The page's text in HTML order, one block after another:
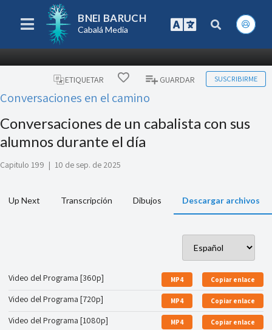
BNEI BARUCH
Cabalá Media
ETIQUETAR GUARDAR SUSCRIBIRME
Conversaciones en el camino
Conversaciones de un cabalista con sus
alumnos durante el día
Capitulo 199 | 10 de sep. de 2025
Up Next Transcripción Dibujos Descargar archivos
Video del Programa [360p] MP4 Copiar enlace
Video del Programa [720p] MP4 Copiar enlace
Video del Programa [1080p] MP4 Copiar enlace